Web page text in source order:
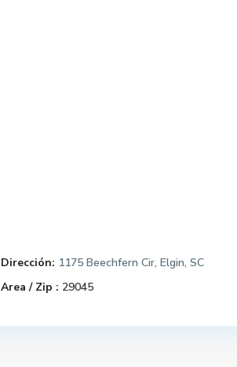
Dirección: 1175 Beechfern Cir, Elgin, SC
Area / Zip : 29045